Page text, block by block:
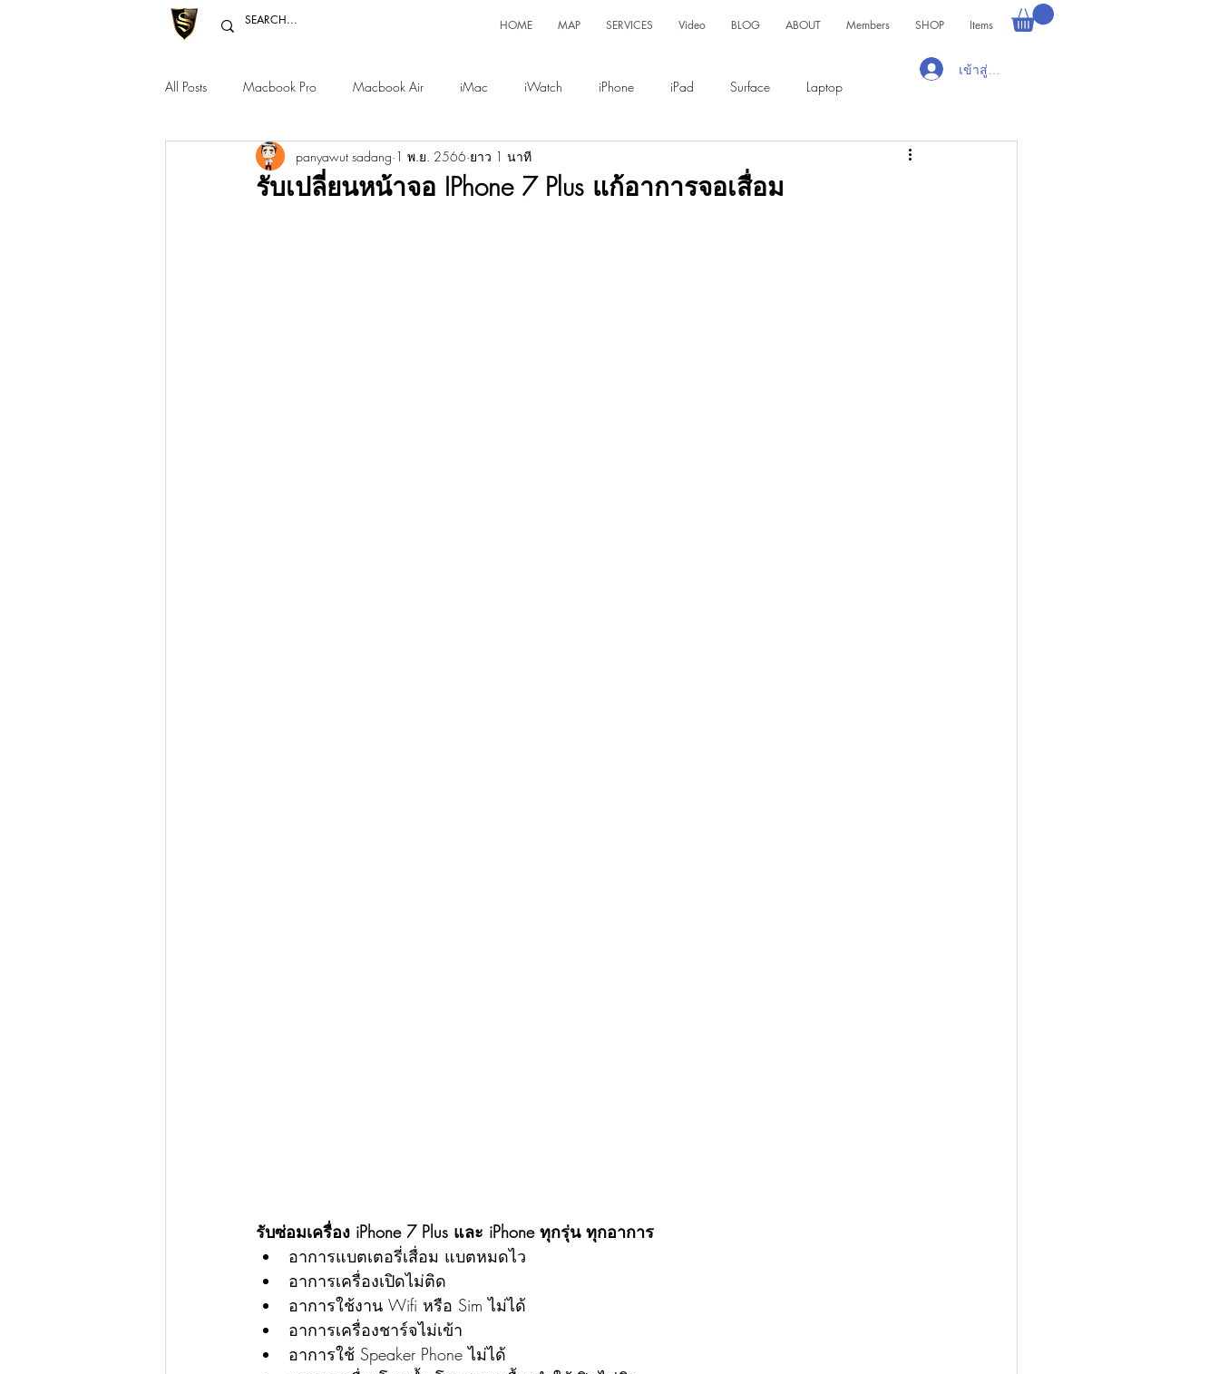
HOME MAP SERVICES Video BLOG ABOUT Members SHOP Items
เข้าสู่ระบบ
All Posts
Macbook Pro Macbook Air iMac iWatch iPhone iPad Surface Laptop
Macbook Pro 12" 14" 16" Mac Display Magsafe
รับเปลี่ยนหน้าจอ IPhone 7 Plus แก้อาการจอเสื่อม
panyawut sadang 1 พ.ย. 2566 ยาว 1 นาที
รับซ่อมเครื่อง iPhone 7 Plus และ iPhone ทุกรุ่น ทุกอาการ
อาการแบตเตอรี่เสื่อม แบตหมดไว
อาการเครื่องเปิดไม่ติด
อาการใช้งาน Wifi หรือ Sim ไม่ได้
อาการเครื่องชาร์จไม่เข้า
อาการใช้ Speaker Phone ไม่ได้